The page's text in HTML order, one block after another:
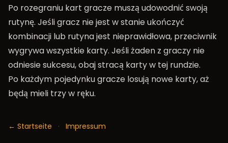
Po rozegraniu kart gracze muszą udowodnić swoją
rutynę. Jeśli gracz nie jest w stanie ukończyć
kombinacji lub rutyna jest nieprawidłowa, przeciwnik
wygrywa wszystkie karty. Jeśli żaden z graczy nie
odniesie sukcesu, obaj stracą karty w tej rundzie.
Po każdym pojedynku gracze losują nowe karty, aż
będą mieli trzy w ręku.
← Startseite · Impressum